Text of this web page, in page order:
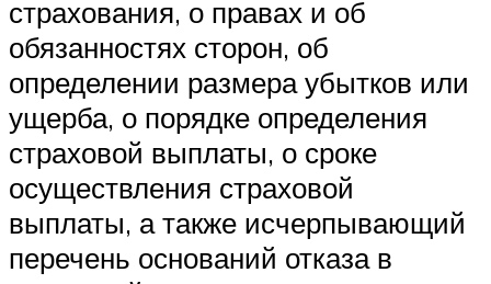
страхования, о правах и об
обязанностях сторон, об
определении размера убытков или
ущерба, о порядке определения
страховой выплаты, о сроке
осуществления страховой
выплаты, а также исчерпывающий
перечень оснований отказа в